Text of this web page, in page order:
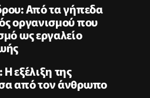
Από τα γήπεδα
οργανισμού που
ως εργαλείο
εξέλιξη της
από τον άνθρωπο